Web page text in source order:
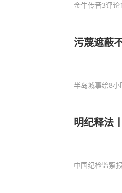
金牛传音3评论
污蔑遮蔽
半岛城事绘8小
明纪释法
中国纪检监察报